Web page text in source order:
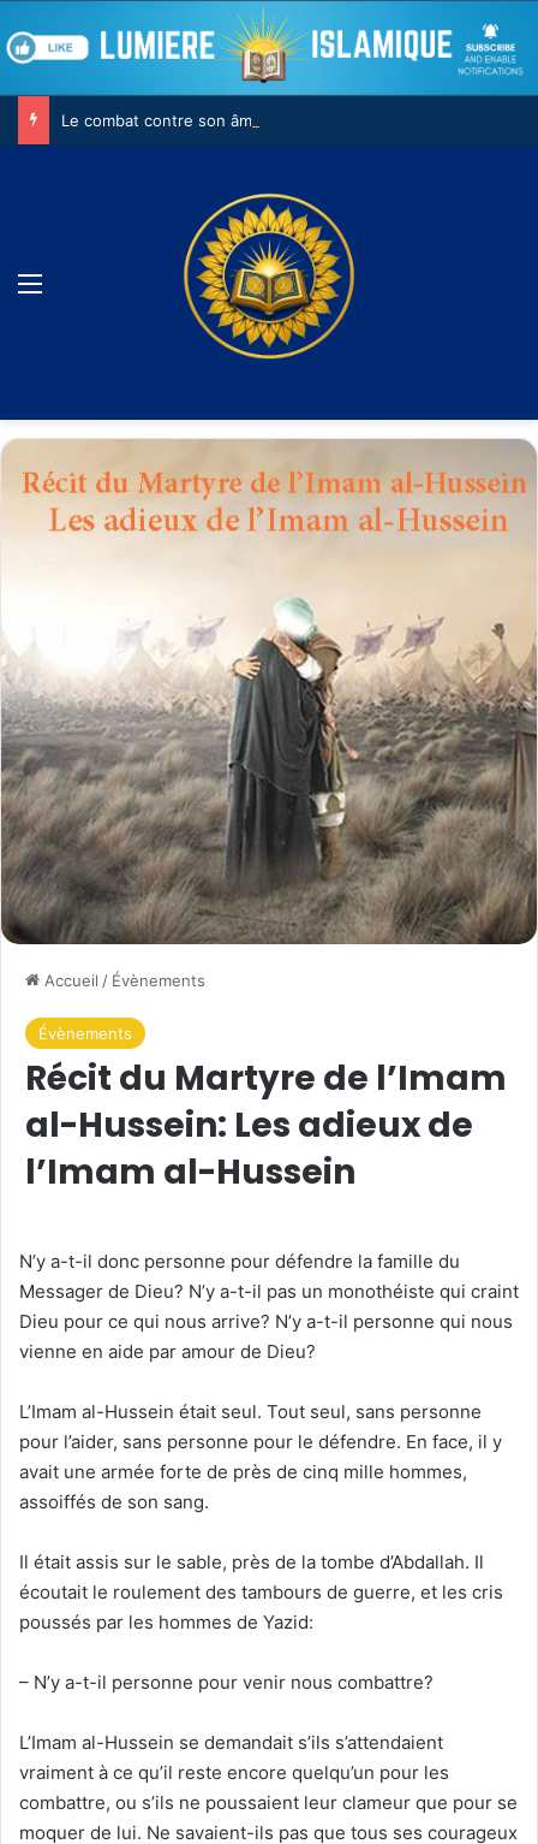
Le combat contre son âme
Accueil / Évènements
Évènements
Récit du Martyre de l’Imam
al-Hussein: Les adieux de
l’Imam al-Hussein
N’y a-t-il donc personne pour défendre la famille du
Messager de Dieu? N’y a-t-il pas un monothéiste qui craint
Dieu pour ce qui nous arrive? N’y a-t-il personne qui nous
vienne en aide par amour de Dieu?
L’Imam al-Hussein était seul. Tout seul, sans personne
pour l’aider, sans personne pour le défendre. En face, il y
avait une armée forte de près de cinq mille hommes,
assoiffés de son sang.
Il était assis sur le sable, près de la tombe d’Abdallah. Il
écoutait le roulement des tambours de guerre, et les cris
poussés par les hommes de Yazid:
– N’y a-t-il personne pour venir nous combattre?
L’Imam al-Hussein se demandait s’ils s’attendaient
vraiment à ce qu’il reste encore quelqu’un pour les
combattre, ou s’ils ne poussaient leur clameur que pour se
moquer de lui. Ne savaient-ils pas que tous ses courageux